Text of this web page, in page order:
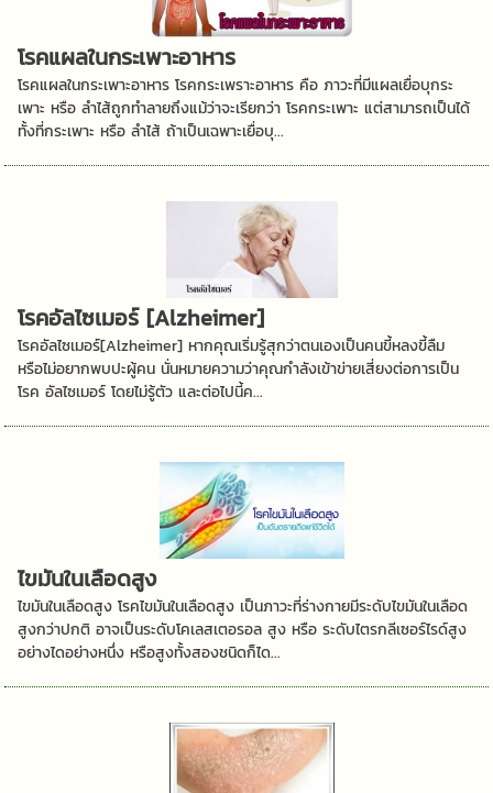
โรคแผลในกระเพาะอาหาร
โรคแผลในกระเพาะอาหาร โรคกระเพราะอาหาร คือ ภาวะที่มีแผลเยื่อบุกระ
เพาะ หรือ ลำไส้ถูกทำลายถึงแม้ว่าจะเรียกว่า โรคกระเพาะ แต่สามารถเป็นได้
ทั้งที่กระเพาะ หรือ ลำไส้ ถ้าเป็นเฉพาะเยื่อบุ...
โรคอัลไซเมอร์ [Alzheimer]
โรคอัลไซเมอร์[Alzheimer] หากคุณเริ่มรู้สุกว่าตนเองเป็นคนขี้หลงขี้ลืม
หรือไม่อยากพบปะผู้คน นั่นหมายความว่าคุณกำลังเข้าข่ายเสี่ยงต่อการเป็น
โรค อัลไซเมอร์ โดยไม่รู้ตัว และต่อไปนี้ค...
ไขมันในเลือดสูง
ไขมันในเลือดสูง โรคไขมันในเลือดสูง เป็นภาวะที่ร่างกายมีระดับไขมันในเลือด
สูงกว่าปกติ อาจเป็นระดับโคเลสเตอรอล สูง หรือ ระดับไตรกลีเซอร์ไรด์สูง
อย่างไดอย่างหนึ่ง หรือสูงทั้งสองชนิดก็ได...